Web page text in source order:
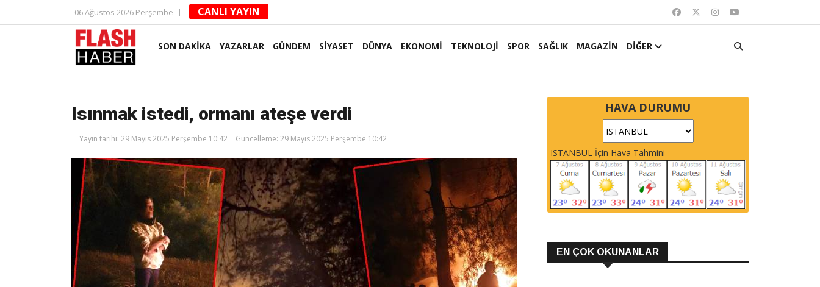
06 Ağustos 2026 Perşembe CANLI YAYIN
SON DAKİKA YAZARLAR GÜNDEM SİYASET DÜNYA EKONOMİ TEKNOLOJİ SPOR SAĞLIK MAGAZİN DİĞER
Isınmak istedi, ormanı ateşe verdi
Yayın tarihi: 29 Mayıs 2025 Perşembe 10:42 Güncelleme: 29 Mayıs 2025 Perşembe 10:42
HAVA DURUMU
ISTANBUL İçin Hava Tahmini
EN ÇOK OKUNANLAR